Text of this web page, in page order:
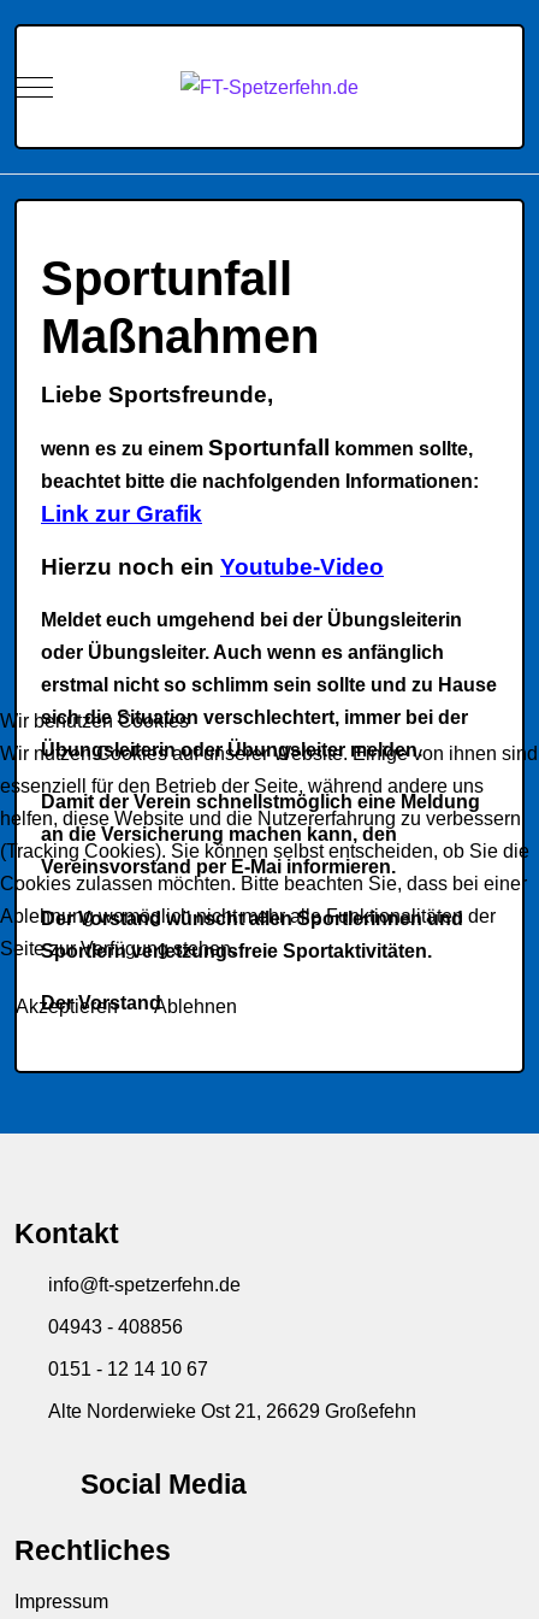
Mobile Menu Toggle
Sportunfall
Maßnahmen
Liebe Sportsfreunde,
wenn es zu einem Sportunfall
kommen sollte,
beachtet bitte die nachfolgenden Informationen:
Link zur Grafik
Hierzu noch ein Youtube-Video
Meldet euch umgehend bei der Übungsleiterin
oder Übungsleiter. Auch wenn es anfänglich
erstmal nicht so schlimm sein sollte und zu Hause
sich die Situation verschlechtert, immer bei der
Übungsleiterin oder Übungsleiter melden.
Damit der Verein schnellstmöglich eine Meldung
an die Versicherung machen kann, den
Vereinsvorstand per E-Mai informieren.
Der Vorstand wünscht allen Sportlerinnen und
Sportlern verletzungsfreie Sportaktivitäten.
Der Vorstand
Kontakt
info@ft-spetzerfehn.de
04943 - 408856
0151 - 12 14 10 67
Alte Norderwieke Ost 21, 26629 Großefehn
Social Media
Rechtliches
Impressum
Wir benutzen Cookies
Wir nutzen Cookies auf unserer Website. Einige von ihnen sind
essenziell für den Betrieb der Seite, während andere uns
helfen, diese Website und die Nutzererfahrung zu verbessern
(Tracking Cookies). Sie können selbst entscheiden, ob Sie die
Cookies zulassen möchten. Bitte beachten Sie, dass bei einer
Ablehnung womöglich nicht mehr alle Funktionalitäten der
Seite zur Verfügung stehen.
Akzeptieren Ablehnen